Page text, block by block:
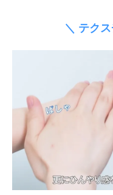
＼ テク